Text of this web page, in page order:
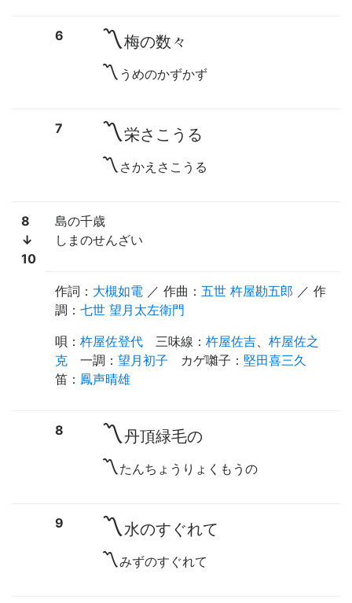
6 〽梅の数々
〽 うめのかずかず
7 〽栄さこうる
〽 さかえさこうる
8
↓
10
島の千歳
しまのせんざい
作詞： 大槻如電 ／ 作曲： 五世 杵屋勘五郎 ／ 作
調 ： 七世 望月太左衛門
唄 ： 杵屋佐登代 三味線 ： 杵屋佐吉
杵屋佐之
克
一調 ： 望月初子 カゲ囃子 ： 堅田喜三久
笛 ： 鳳声晴雄
8 〽丹頂緑毛の
〽 たんちょうりょくもうの
9 〽 水のすぐれて
〽 みずのすぐれて